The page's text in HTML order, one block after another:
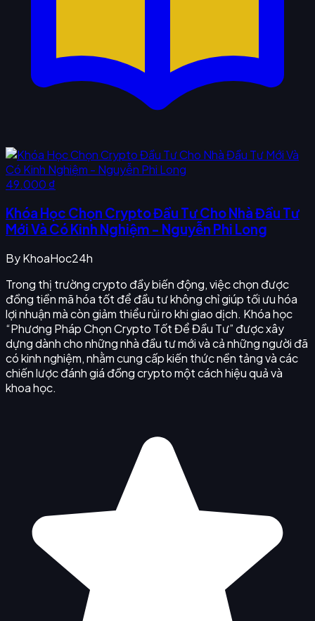
49.000 ₫
Khóa Học Chọn Crypto Đầu Tư Cho Nhà Đầu Tư
Mới Và Có Kinh Nghiệm - Nguyễn Phi Long
ByKhoaHoc24h
Trong thị trường crypto đầy biến động, việc chọn được
đồng tiền mã hóa tốt để đầu tư không chỉ giúp tối ưu hóa
lợi nhuận mà còn giảm thiểu rủi ro khi giao dịch. Khóa học
“Phương Pháp Chọn Crypto Tốt Để Đầu Tư” được xây
dựng dành cho những nhà đầu tư mới và cả những người đã
có kinh nghiệm, nhằm cung cấp kiến thức nền tảng và các
chiến lược đánh giá đồng crypto một cách hiệu quả và
khoa học.